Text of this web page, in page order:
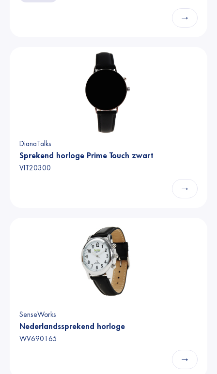
→
DianaTalks
Sprekend horloge Prime Touch zwart
VIT20300
→
SenseWorks
Nederlandssprekend horloge
WV690165
→